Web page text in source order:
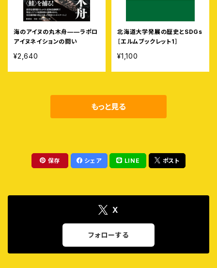
海のアイヌの丸木舟——ラポロ
アイヌネイションの闘い
¥2,640
北海道大学発展の歴史とSDGs
［エルムブックレット1］
¥1,100
もっと見る
保存 シェア LINE ポスト
X
フォローする